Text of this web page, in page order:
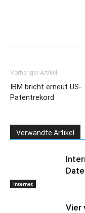
Vorheriger Artikel
IBM bricht erneut US-
Patentrekord
Verwandte Artikel
Internet
Vier